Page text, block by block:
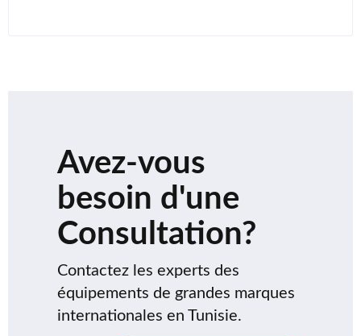
Avez-vous
besoin d'une
Consultation?
Contactez les experts des
équipements de grandes marques
internationales en Tunisie.